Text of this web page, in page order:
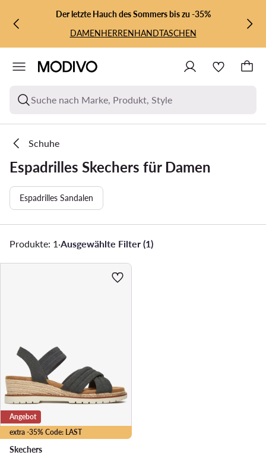
ZUM HAUPTINHALT SPRINGEN
ZUR SUCHEDer letzte Hauch des Sommers bis zu -35%
DAMENHERRENHANDTASCHEN
Suche nach Marke, Produkt, Style
Schuhe
Espadrilles Skechers für Damen
Espadrilles Sandalen
Produkte: 1 ·Ausgewählte Filter (1)
extra -35% Code: LAST
Angebot
Skechers